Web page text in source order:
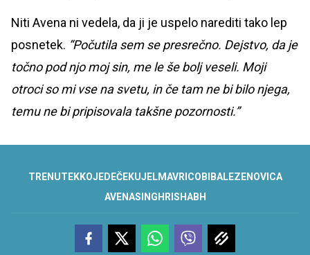
Niti Avena ni vedela, da ji je uspelo narediti tako lep
posnetek. “Počutila sem se presrečno. Dejstvo, da je
točno pod njo moj sin, me le še bolj veseli. Moji
otroci so mi vse na svetu, in če tam ne bi bilo njega,
temu ne bi pripisovala takšne pozornosti.”
TRENUTEKKOJEDEČEKUJELMAVRICOBIBALEZENOVICA
AVENASINGHRISHABH